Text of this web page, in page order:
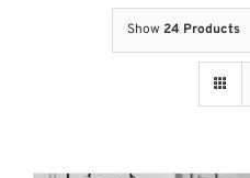
Show 24 Products